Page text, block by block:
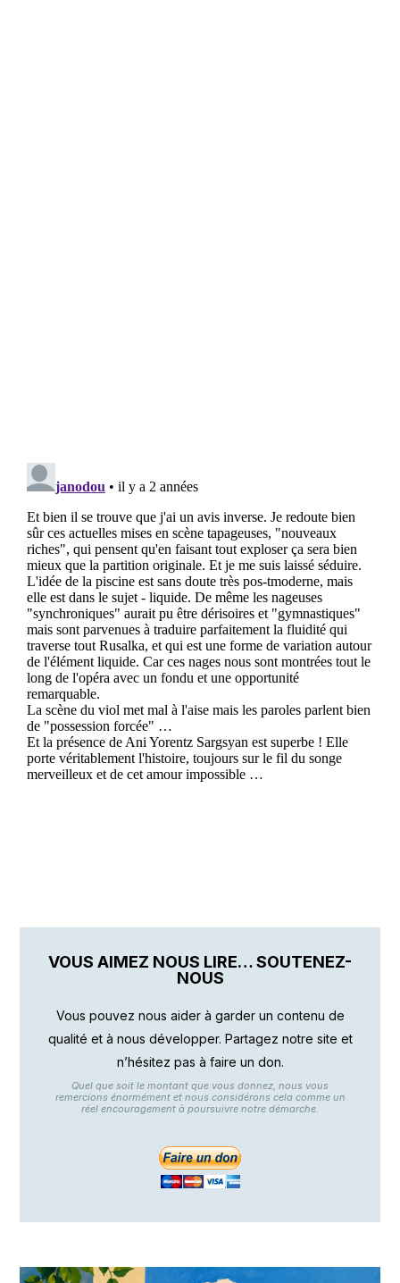
VOUS AIMEZ NOUS LIRE… SOUTENEZ-
NOUS
Vous pouvez nous aider à garder un contenu de
qualité et à nous développer. Partagez notre site et
n’hésitez pas à faire un don.
Quel que soit le montant que vous donnez, nous vous
remercions énormément et nous considérons cela comme un
réel encouragement à poursuivre notre démarche.